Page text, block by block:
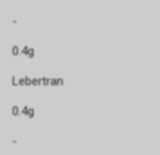
-
0.4g
Lebertran
0.4g
-